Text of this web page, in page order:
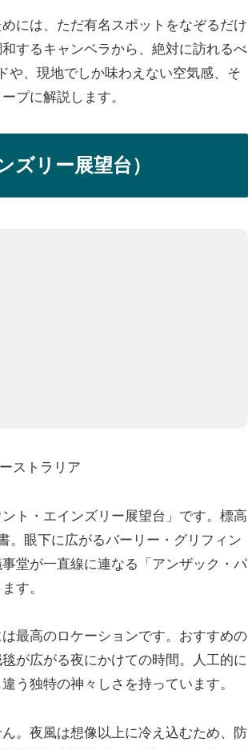
には、ただ有名スポットをなぞるだけ
するキャンベラから、絶対に訪れるべ
や、現地でしか味わえない空気感、そ
プに解説します。
リー展望台）
ストラリア
ト・エインズリー展望台」です。標高
。眼下に広がるバーリー・グリフィン
堂が一直線に連なる「アンザック・パ
す。
最高のロケーションです。おすすめの
が広がる夜にかけての時間。人工的に
う独特の神々しさを持っています。
。夜風は想像以上に冷え込むため、防